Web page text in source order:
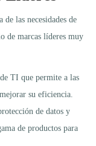
las necesidades de
de marcas líderes muy
TI que permite a las
su eficiencia.
de datos y
de productos para